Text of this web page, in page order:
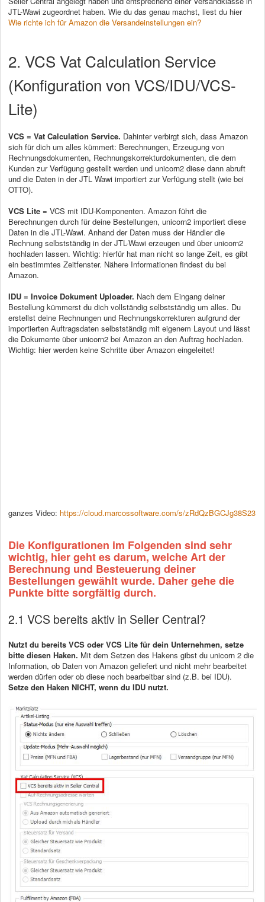
JTL-Wawi zugeordnet haben. Wie du das genau machst, liest du hier
Wie richte ich für Amazon die Versandeinstellungen ein?
2. VCS Vat Calculation Service
(Konfiguration von VCS/IDU/VCS-
Lite)
VCS = Vat Calculation Service. Dahinter verbirgt sich, dass Amazon
sich für dich um alles kümmert: Berechnungen, Erzeugung von
Rechnungsdokumenten, Rechnungskorrekturdokumenten, die dem
Kunden zur Verfügung gestellt werden und unicorn2 diese dann abruft
und die Daten in der JTL Wawi importiert zur Verfügung stellt (wie bei
OTTO).
VCS Lite = VCS mit IDU-Komponenten. Amazon führt die
Berechnungen durch für deine Bestellungen, unicorn2 importiert diese
Daten in die JTL-Wawi. Anhand der Daten muss der Händler die
Rechnung selbstständig in der JTL-Wawi erzeugen und über unicorn2
hochladen lassen. Wichtig: hierfür hat man nicht so lange Zeit, es gibt
ein bestimmtes Zeitfenster. Nähere Informationen findest du bei
Amazon.
IDU = Invoice Dokument Uploader. Nach dem Eingang deiner
Bestellung kümmerst du dich vollständig selbstständig um alles. Du
erstellst deine Rechnungen und Rechnungskorrekturen aufgrund der
importierten Auftragsdaten selbstständig mit eigenem Layout und lässt
die Dokumente über unicorn2 bei Amazon an den Auftrag hochladen.
Wichtig: hier werden keine Schritte über Amazon eingeleitet!
ganzes Video: https://cloud.marcossoftware.com/s/zRdQzBGCJg38S23
Die Konfigurationen im Folgenden sind sehr
wichtig, hier geht es darum, welche Art der
Berechnung und Besteuerung deiner
Bestellungen gewählt wurde. Daher gehe die
Punkte bitte sorgfältig durch.
2.1 VCS bereits aktiv in Seller Central?
Nutzt du bereits VCS oder VCS Lite für dein Unternehmen, setze
bitte diesen Haken. Mit dem Setzen des Hakens gibst du unicorn 2 die
Information, ob Daten von Amazon geliefert und nicht mehr bearbeitet
werden dürfen oder ob diese noch bearbeitbar sind (z.B. bei IDU).
Setze den Haken NICHT, wenn du IDU nutzt.